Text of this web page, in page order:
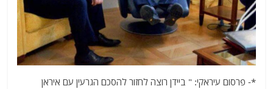
*- פרסום עיראקי: " ביידן רוצה לחזור להסכם הגרעין עם איראן